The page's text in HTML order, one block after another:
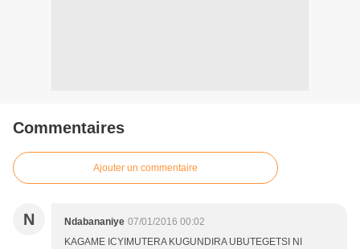
Commentaires
Ajouter un commentaire
N Ndabananiye 07/01/2016 00:02
KAGAME ICYIMUTERA KUGUNDIRA UBUTEGETSI NI